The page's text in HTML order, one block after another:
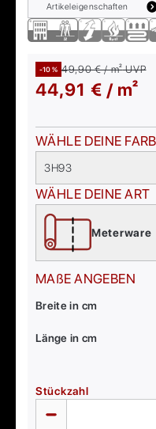
Artikeleigenschaften
-10 % 49,90 € / m²UVP
44,91 € / m²
WÄHLE DEINE
3H93
WÄHLE DEINE ART
Meterware
MAßE ANGEBEN
Breite in cm
Länge in cm
Stückzahl